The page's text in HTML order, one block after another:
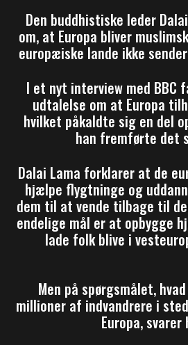
Den buddhistiske leder
om, at Europa bliver
europæiske lande ikke
I et nyt interview med BBC
udtalelse om at Europa
hvilket påkaldte sig en del
han fremførte det
Dalai Lama forklarer at de
hjælpe flygtninge og
dem til at vende tilbage til
endelige mål er at opbygge
lade folk blive i
Men på spørgsmålet,
millioner af indvandrere i
Europa, svarer